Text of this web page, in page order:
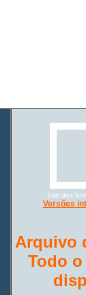
Site dos
Versões
Arquivo
Todo